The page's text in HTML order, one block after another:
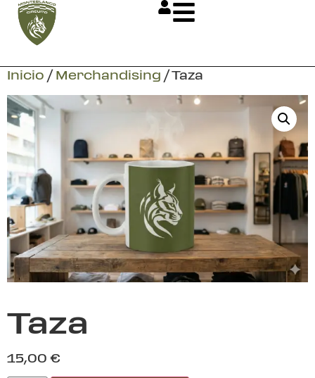
Inicio / Merchandising / Taza
Taza
15,00 €